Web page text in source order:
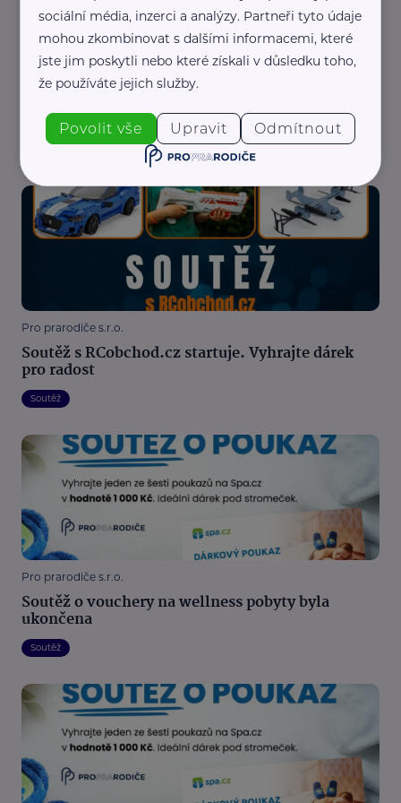
Soutěž s RCobchod.cz byla ukončena
Pro prarodiče s.r.o.
Soutěž s RCobchod.cz startuje. Vyhrajte dárek
pro radost
Soutěž
Pro prarodiče s.r.o.
Soutěž o vouchery na wellness pobyty byla
ukončena
Soutěž
sociální média, inzerci a analýzy. Partneři tyto údaje
mohou zkombinovat s dalšími informacemi, které
jste jim poskytli nebo které získali v důsledku toho,
že používáte jejich služby.
Povolit vše Upravit Odmítnout